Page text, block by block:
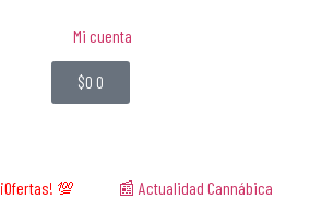
Mi cuenta
$0 0
¡Ofertas! 💯 📰 Actualidad Cannábica